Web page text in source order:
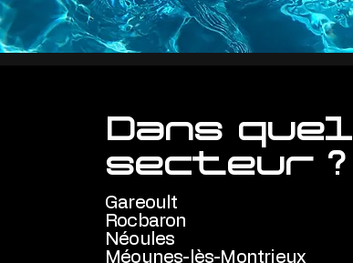
Dans quel
secteur ?
Gareoult
Rocbaron
Néoules
Méounes-lès-Montrieux